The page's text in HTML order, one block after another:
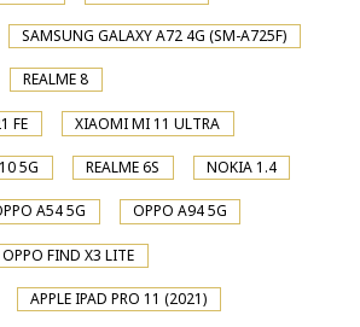
SAMSUNG GALAXY A72 4G (SM-A725F)
REALME 8
FE XIAOMI MI 11 ULTRA
5G REALME 6S NOKIA 1.4
A54 5G OPPO A94 5G
OPPO FIND X3 LITE
APPLE IPAD PRO 11 (2021)